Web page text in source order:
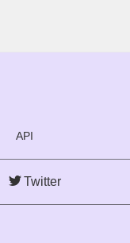
API
Twitter